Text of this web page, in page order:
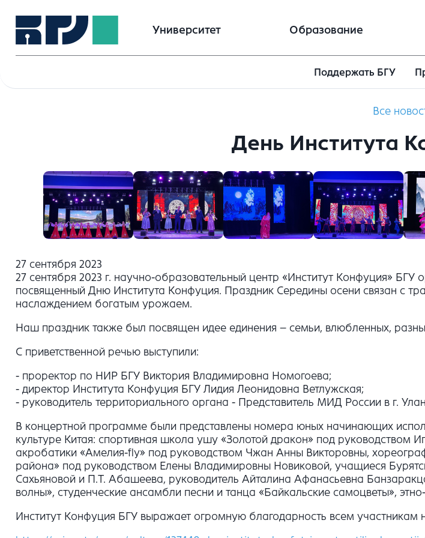
Университет Образование
Поддержать БГУ
Все
День Института
27 сентября 2023
27 сентября 2023 г. научно-образовательный центр «Институт Конфуция»
посвященный Дню Института Конфуция. Праздник Середины осени связан с
наслаждением богатым урожаем.
Наш праздник также был посвящен идее единения – семьи, влюбленных,
С приветственной речью выступили:
- проректор по НИР БГУ Виктория Владимировна Номогоева;
- директор Института Конфуция БГУ Лидия Леонидовна Ветлужская;
- руководитель территориального органа - Представитель МИД России в г.
В концертной программе были представлены номера юных начинающих
культуре Китая: спортивная школа ушу «Золотой дракон» под руководством
акробатики «Амелия-fly» под руководством Чжан Анны Викторовны,
района» под руководством Елены Владимировны Новиковой, учащиеся
Сахьяновой и П.Т. Абашеева, руководитель Айталина Афанасьевна
волны», студенческие ансамбли песни и танца «Байкальские самоцветы»,
Институт Конфуция БГУ выражает огромную благодарность всем участникам